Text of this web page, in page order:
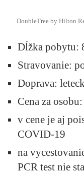
DoubleTree by Hilton
Dĺžka pobytu:
Stravovanie:
Doprava:
Cena za osobu:
v cene je aj
COVID-19
na
PCR test nie